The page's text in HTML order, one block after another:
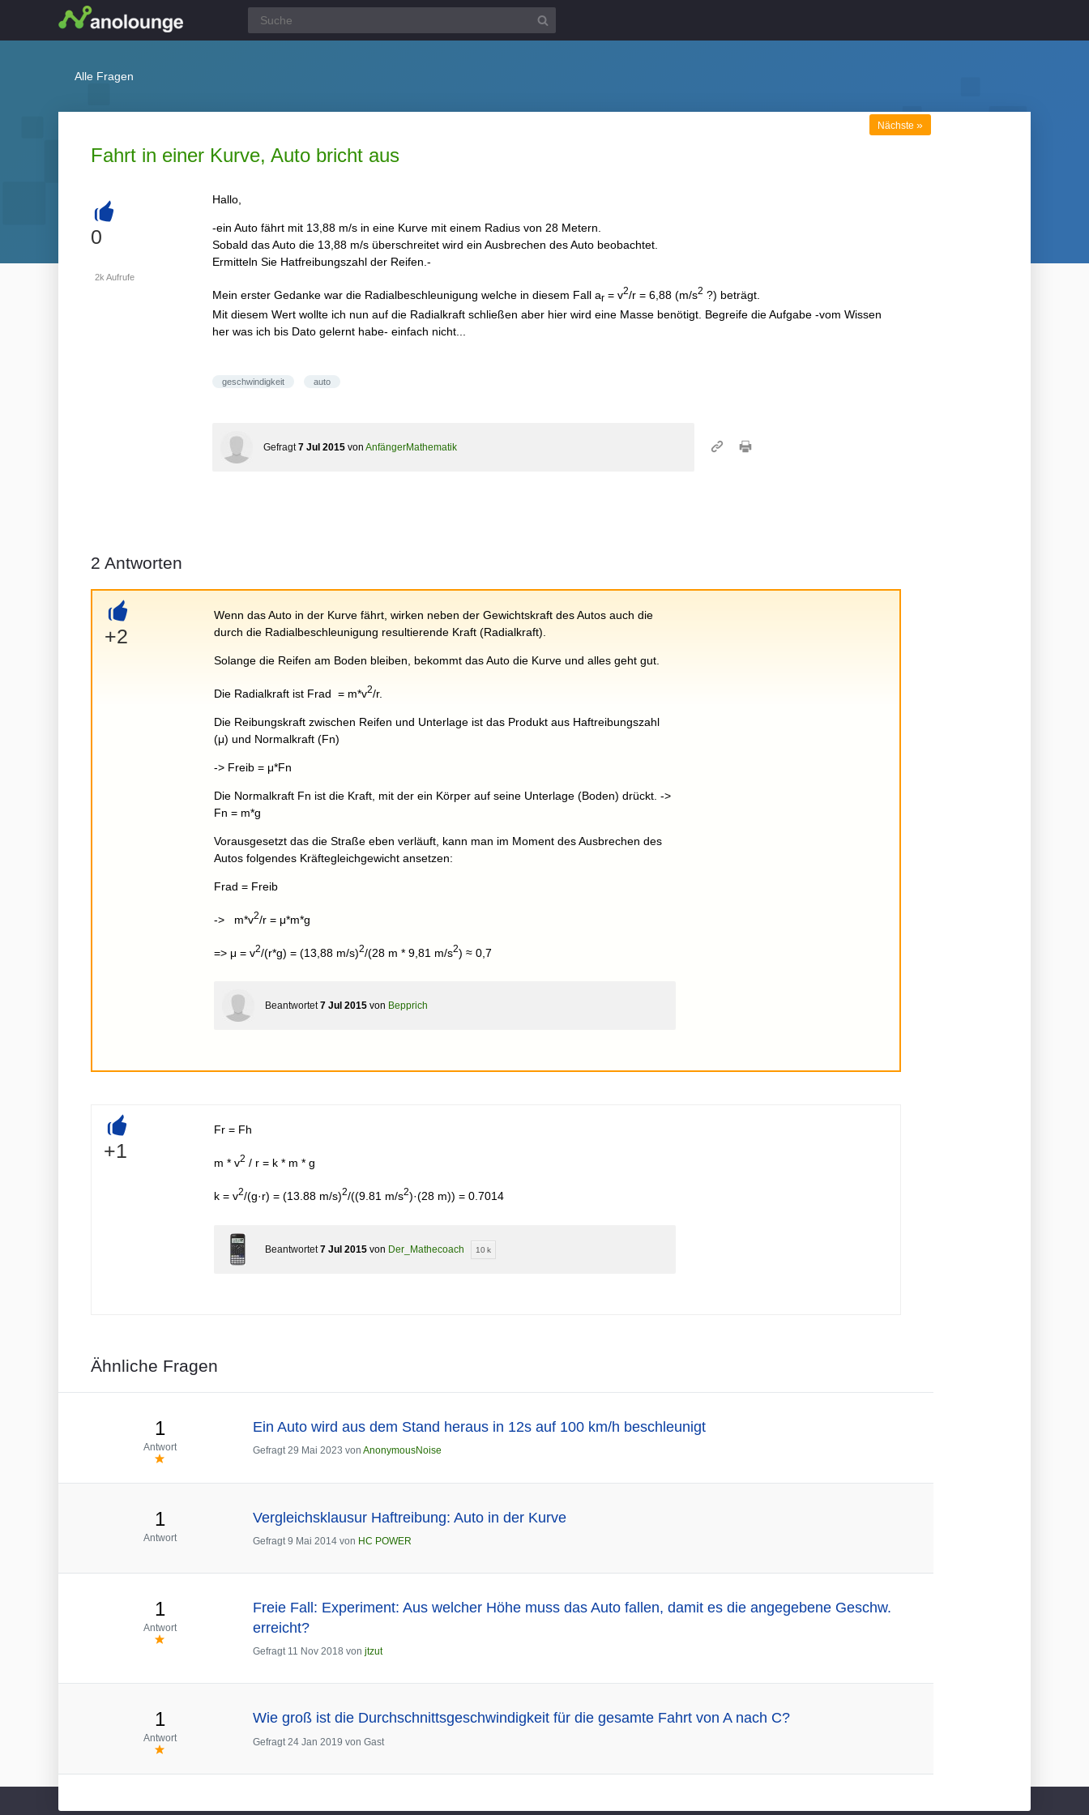
Alle Fragen
Fahrt in einer Kurve, Auto bricht aus
Nächste »
+
0
2k Aufrufe
Hallo,
-ein Auto fährt mit 13,88 m/s in eine Kurve mit einem Radius von 28 Metern.
Sobald das Auto die 13,88 m/s überschreitet wird ein Ausbrechen des Auto beobachtet.
Ermitteln Sie Hatfreibungszahl der Reifen.-
Mein erster Gedanke war die Radialbeschleunigung welche in diesem Fall ar = v2/r = 6,88 (m/s2 ?) beträgt.
Mit diesem Wert wollte ich nun auf die Radialkraft schließen aber hier wird eine Masse benötigt. Begreife die Aufgabe -vom Wissen
her was ich bis Dato gelernt habe- einfach nicht...
geschwindigkeit auto
Gefragt 7 Jul 2015 von AnfängerMathematik
2 Antworten
+
+2
Wenn das Auto in der Kurve fährt, wirken neben der Gewichtskraft des Autos auch die
durch die Radialbeschleunigung resultierende Kraft (Radialkraft).
Solange die Reifen am Boden bleiben, bekommt das Auto die Kurve und alles geht gut.
Die Radialkraft ist Frad = m*v2/r.
Die Reibungskraft zwischen Reifen und Unterlage ist das Produkt aus Haftreibungszahl
(μ) und Normalkraft (Fn)
-> Freib = μ*Fn
Die Normalkraft Fn ist die Kraft, mit der ein Körper auf seine Unterlage (Boden) drückt. ->
Fn = m*g
Vorausgesetzt das die Straße eben verläuft, kann man im Moment des Ausbrechen des
Autos folgendes Kräftegleichgewicht ansetzen:
Frad = Freib
-> m*v2/r = μ*m*g
=> μ = v2/(r*g) = (13,88 m/s)2/(28 m * 9,81 m/s2) ≈ 0,7
Beantwortet 7 Jul 2015 von Bepprich
+
+1
Fr = Fh
m * v2 / r = k * m * g
k = v2/(g·r) = (13.88 m/s)2/((9.81 m/s2)·(28 m)) = 0.7014
Beantwortet 7 Jul 2015 von Der_Mathecoach 10 k
Ähnliche Fragen
1
Antwort
Ein Auto wird aus dem Stand heraus in 12s auf 100 km/h beschleunigt
Gefragt 29 Mai 2023 von AnonymousNoise
1
Antwort
Vergleichsklausur Haftreibung: Auto in der Kurve
Gefragt 9 Mai 2014 von HC POWER
1
Antwort
Freie Fall: Experiment: Aus welcher Höhe muss das Auto fallen, damit es die angegebene Geschw.
erreicht?
Gefragt 11 Nov 2018 von jtzut
1
Antwort
Wie groß ist die Durchschnittsgeschwindigkeit für die gesamte Fahrt von A nach C?
Gefragt 24 Jan 2019 von Gast